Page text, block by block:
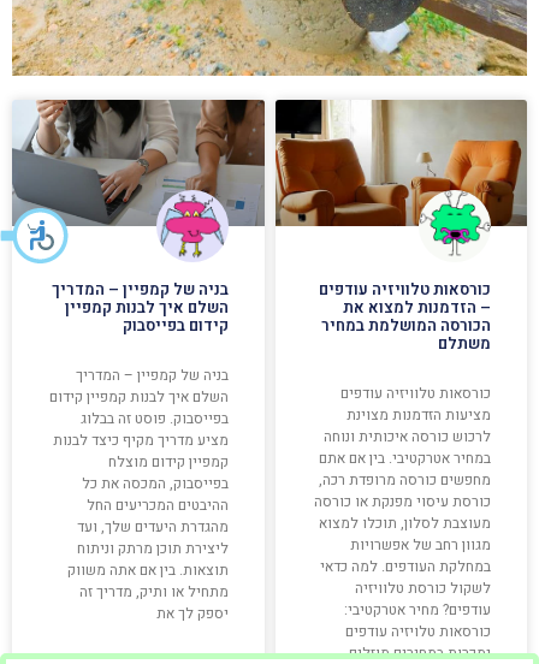
כורסאות טלוויזיה עודפים
– הזדמנות למצוא את
הכורסה המושלמת במחיר
משתלם
כורסאות טלוויזיה עודפים
מציעות הזדמנות מצוינת
לרכוש כורסה איכותית ונוחה
במחיר אטרקטיבי. בין אם אתם
מחפשים כורסה מרופדת רכה,
כורסת עיסוי מפנקת או כורסה
מעוצבת לסלון, תוכלו למצוא
מגוון רחב של אפשרויות
במחלקת העודפים. למה כדאי
לשקול כורסת טלוויזיה
עודפים? מחיר אטרקטיבי:
כורסאות טלויזיה עודפים
נמכרות במחירים מוזלים,
בניה של קמפיין – המדריך
השלם איך לבנות קמפיין
קידום בפייסבוק
בניה של קמפיין – המדריך
השלם איך לבנות קמפיין קידום
בפייסבוק. פוסט זה בבלוג
מציע מדריך מקיף כיצד לבנות
קמפיין קידום מוצלח
בפייסבוק, המכסה את כל
ההיבטים המכריעים החל
מהגדרת היעדים שלך, ועד
ליצירת תוכן מרתק וניתוח
תוצאות. בין אם אתה משווק
מתחיל או ותיק, מדריך זה
יספק לך את